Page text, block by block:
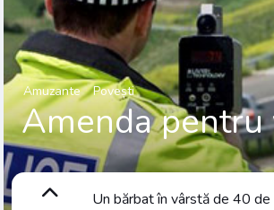
Amuzante Povești
Amenda pentru
Un bărbat în vârstă de 40